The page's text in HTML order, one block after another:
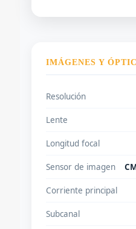
IMÁGENES Y
Resolución
Lente
Longitud focal
Sensor de imagen
Corriente principal
Subcanal